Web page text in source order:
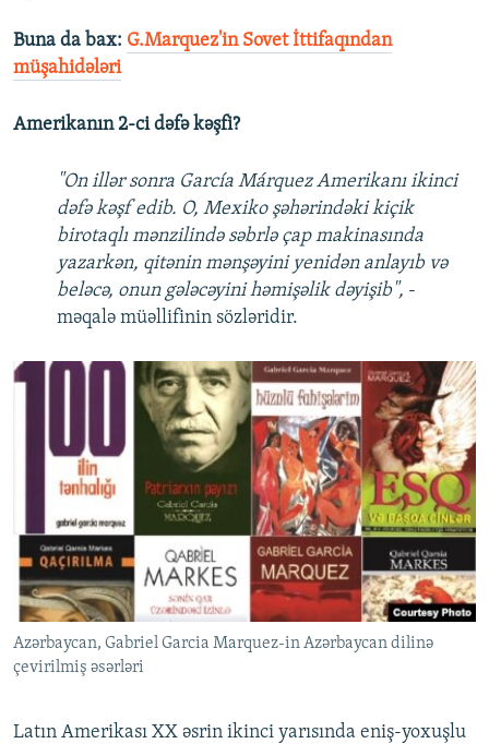
Buna da bax: G.Marquez'in Sovet İttifaqından
müşahidələri
Amerikanın 2-ci dəfə kəşfi?
"On illər sonra García Márquez Amerikanı ikinci
dəfə kəşf edib. O, Mexiko şəhərindəki kiçik
birotaqlı mənzilində səbrlə çap makinasında
yazarkən, qitənin mənşəyini yenidən anlayıb və
beləcə, onun gələcəyini həmişəlik dəyişib", -
məqalə müəllifinin sözləridir.
Azərbaycan, Gabriel Garcia Marquez-in Azərbaycan dilinə
çevirilmiş əsərləri
Latın Amerikası XX əsrin ikinci yarısında eniş-yoxuşlu